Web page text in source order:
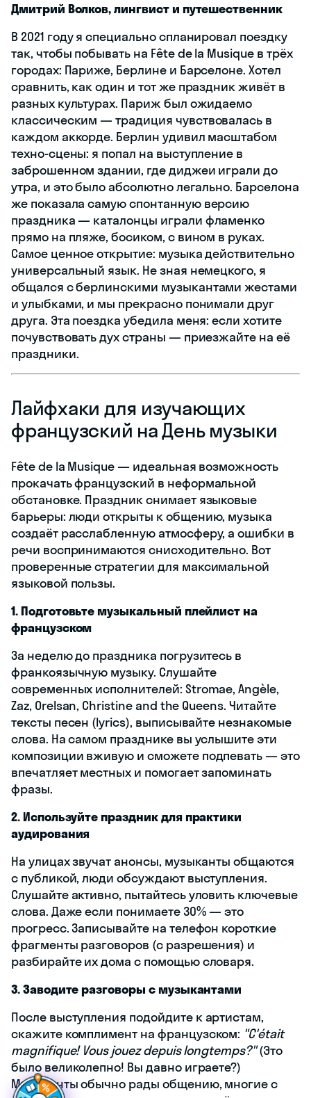
Дмитрий Волков, лингвист и путешественник
В 2021 году я специально спланировал поездку
так, чтобы побывать на Fête de la Musique в трёх
городах: Париже, Берлине и Барселоне. Хотел
сравнить, как один и тот же праздник живёт в
разных культурах. Париж был ожидаемо
классическим — традиция чувствовалась в
каждом аккорде. Берлин удивил масштабом
техно-сцены: я попал на выступление в
заброшенном здании, где диджеи играли до
утра, и это было абсолютно легально. Барселона
же показала самую спонтанную версию
праздника — каталонцы играли фламенко
прямо на пляже, босиком, с вином в руках.
Самое ценное открытие: музыка действительно
универсальный язык. Не зная немецкого, я
общался с берлинскими музыкантами жестами
и улыбками, и мы прекрасно понимали друг
друга. Эта поездка убедила меня: если хотите
почувствовать дух страны — приезжайте на её
праздники.
Лайфхаки для изучающих
французский на День музыки
Fête de la Musique — идеальная возможность
прокачать французский в неформальной
обстановке. Праздник снимает языковые
барьеры: люди открыты к общению, музыка
создаёт расслабленную атмосферу, а ошибки в
речи воспринимаются снисходительно. Вот
проверенные стратегии для максимальной
языковой пользы.
1. Подготовьте музыкальный плейлист на
французском
За неделю до праздника погрузитесь в
франкоязычную музыку. Слушайте
современных исполнителей: Stromae, Angèle,
Zaz, Orelsan, Christine and the Queens. Читайте
тексты песен (lyrics), выписывайте незнакомые
слова. На самом празднике вы услышите эти
композиции вживую и сможете подпевать — это
впечатляет местных и помогает запоминать
фразы.
2. Используйте праздник для практики
аудирования
На улицах звучат анонсы, музыканты общаются
с публикой, люди обсуждают выступления.
Слушайте активно, пытайтесь уловить ключевые
слова. Даже если понимаете 30% — это
прогресс. Записывайте на телефон короткие
фрагменты разговоров (с разрешения) и
разбирайте их дома с помощью словаря.
3. Заводите разговоры с музыкантами
После выступления подойдите к артистам,
скажите комплимент на французском: "C'était
magnifique! Vous jouez depuis longtemps?"(Это
было великолепно! Вы давно играете?)
Музыканты обычно рады общению, многие с
Гот